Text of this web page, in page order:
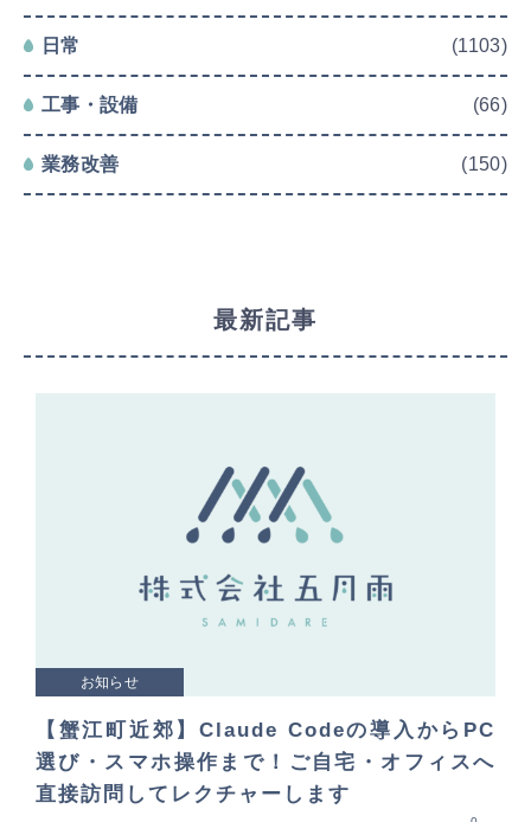
日常 (1103)
工事・設備 (66)
業務改善 (150)
最新記事
お知らせ
【蟹江町近郊】Claude Codeの導入からPC
選び・スマホ操作まで！ご自宅・オフィスへ
直接訪問してレクチャーします